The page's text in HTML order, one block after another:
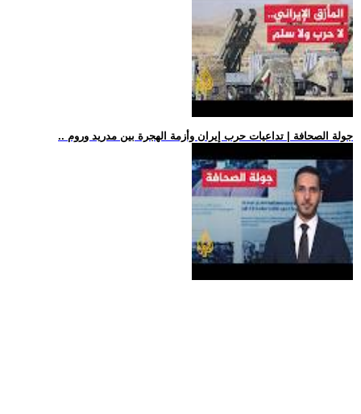
.. جولة الصحافة | تداعيات حرب إيران وأزمة الهجرة بين مدريد وروم